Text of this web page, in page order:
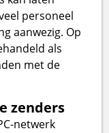
personeel
aanwezig. Op
als
met de
zenders
netwerk